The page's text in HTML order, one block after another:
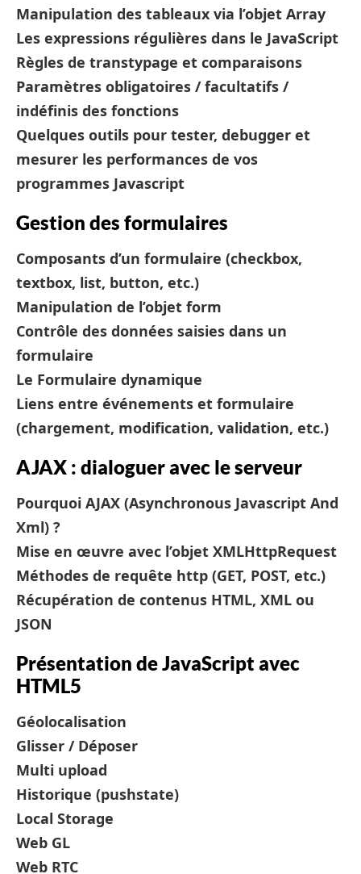
Manipulation des tableaux via l’objet Array
Les expressions régulières dans le JavaScript
Règles de transtypage et comparaisons
Paramètres obligatoires / facultatifs /
indéfinis des fonctions
Quelques outils pour tester, debugger et
mesurer les performances de vos
programmes Javascript
Gestion des formulaires
Composants d’un formulaire (checkbox,
textbox, list, button, etc.)
Manipulation de l’objet form
Contrôle des données saisies dans un
formulaire
Le Formulaire dynamique
Liens entre événements et formulaire
(chargement, modification, validation, etc.)
AJAX : dialoguer avec le serveur
Pourquoi AJAX (Asynchronous Javascript And
Xml) ?
Mise en œuvre avec l’objet XMLHttpRequest
Méthodes de requête http (GET, POST, etc.)
Récupération de contenus HTML, XML ou
JSON
Présentation de JavaScript avec
HTML5
Géolocalisation
Glisser / Déposer
Multi upload
Historique (pushstate)
Local Storage
Web GL
Web RTC